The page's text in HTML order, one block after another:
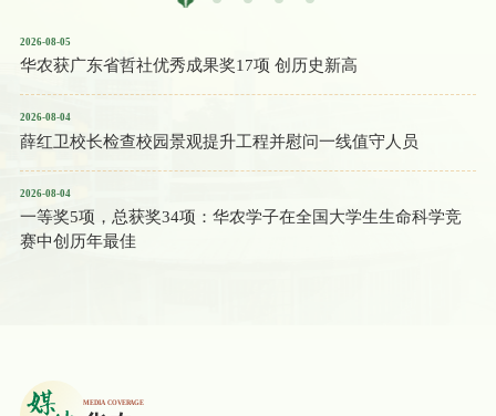
2026-08-05
华农获广东省哲社优秀成果奖17项 创历史新高
2026-08-04
薛红卫校长检查校园景观提升工程并慰问一线值守人员
2026-08-04
一等奖5项，总获奖34项：华农学子在全国大学生生命科学竞
赛中创历年最佳